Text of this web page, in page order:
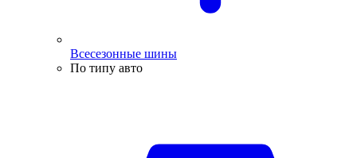
Всесезонные шины
По типу авто